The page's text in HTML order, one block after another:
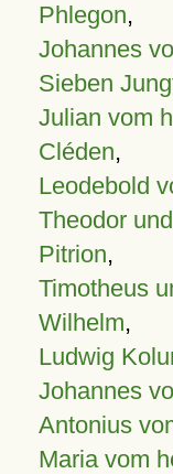
Phlegon,
Johannes
Sieben
Julian vom
Cléden,
Leodebold
Theodor
Pitrion,
Timotheus
Wilhelm,
Ludwig
Johannes
Antonius
Maria vom